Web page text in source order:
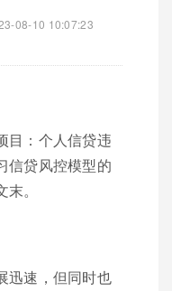
08-10 10:07:23
目：个人信贷违
信贷风控模型的
。
迅速，但同时也